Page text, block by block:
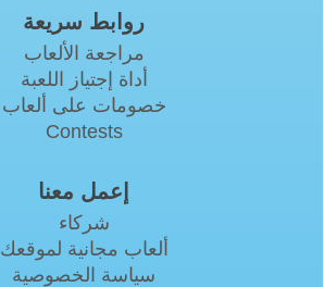
روابط سريعة
مراجعة الألعاب
أداة إجتياز اللعبة
خصومات على ألعاب
Contests
إعمل معنا
شركاء
ألعاب مجانية لموقعك
سياسة الخصوصية